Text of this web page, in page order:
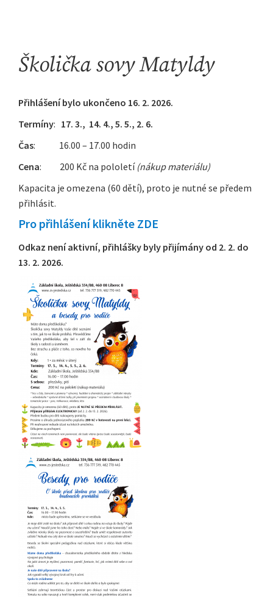
Školička sovy Matyldy
Přihlášení bylo ukončeno 16. 2. 2026.
Termíny: 17. 3., 14. 4., 5. 5., 2. 6.
Čas: 16.00 – 17.00 hodin
Cena: 200 Kč na pololetí (nákup materiálu)
Kapacita je omezena (60 dětí), proto je nutné se předem
přihlásit.
Pro přihlášení klikněte ZDE
Odkaz není aktivní, přihlášky byly přijímány od 2. 2. do
13. 2. 2026.